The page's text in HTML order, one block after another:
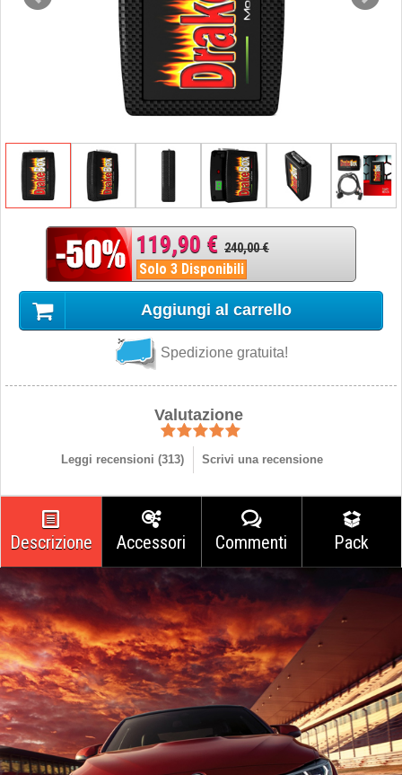
119,90 € 240,00 €
Solo 3 Disponibili
Aggiungi al carrello
Spedizione gratuita!
Valutazione
Leggi recensioni (313) Scrivi una recensione
Descrizione Accessori Commenti Pack